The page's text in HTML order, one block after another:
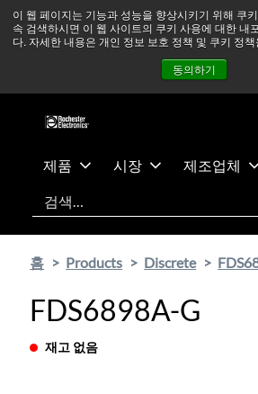
이 웹 페이지는 기능과 성능을 향상시키기 위해 쿠
속 검색하시면 이 웹 사이트의 쿠키 사용에 대한 내
다. 자세한 내용은 개인 정보 보호 정책 및 쿠키 정
동의하기
츠
건
중동 지역 상황을 지속적으로 주시하고
정상적으로 운영되고 있습니다.
뉴스
문의하기
제품 시장 제조업체
검색
홈 Products Discrete
FDS6898A-G
재고 없음